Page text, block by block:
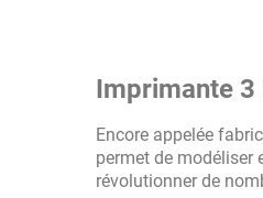
Imprimante 3
Encore appelée
permet de modéliser
révolutionner de